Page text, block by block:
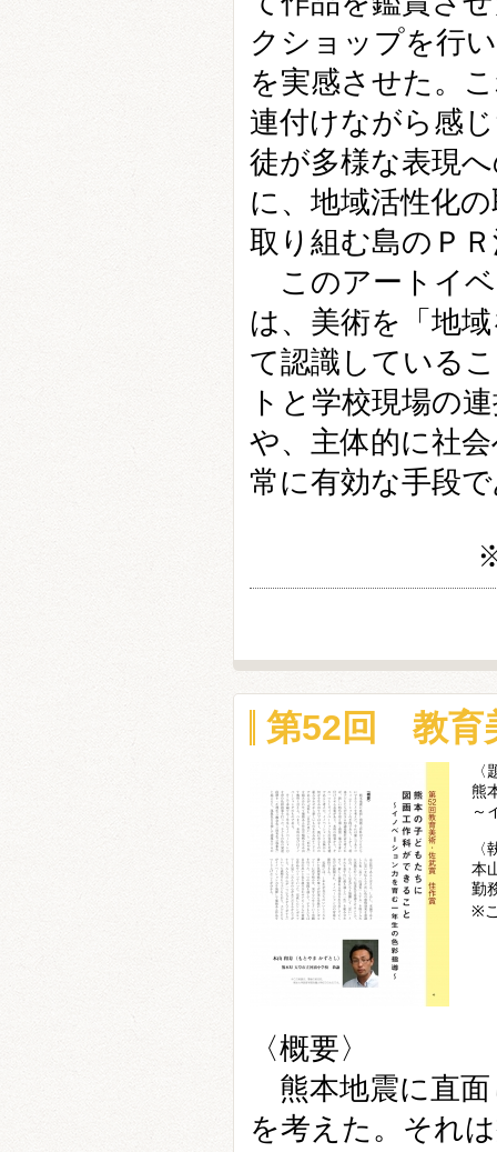
クショップを行
を実感させた。
連付けながら感
徒が多様な表現
に、地域活性化
取り組む島のＰ
このアートイベ
は、美術を「地
て認識している
トと学校現場の
や、主体的に社
常に有効な手段
第52回 教育
〈
熊
～
〈
本
勤
※
〈概要〉
熊本地震に直面
を考えた。それ